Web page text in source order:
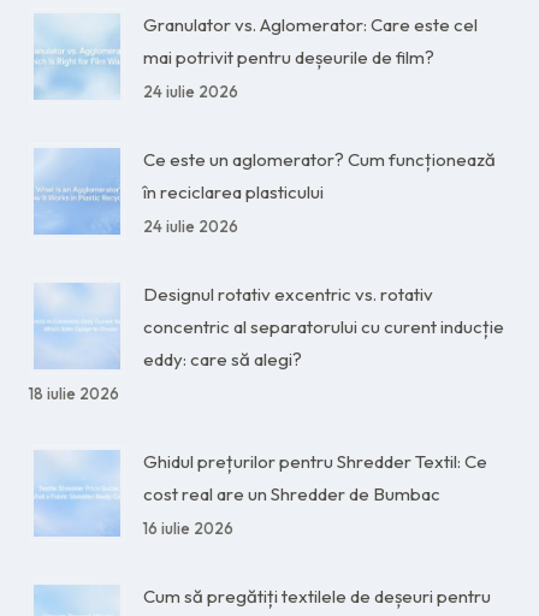
Granulator vs. Aglomerator: Care este cel
mai potrivit pentru deșeurile de film?
24 iulie 2026
Ce este un aglomerator? Cum funcționează
în reciclarea plasticului
24 iulie 2026
Designul rotativ excentric vs. rotativ
concentric al separatorului cu curent inducție
eddy: care să alegi?
18 iulie 2026
Ghidul prețurilor pentru Shredder Textil: Ce
cost real are un Shredder de Bumbac
16 iulie 2026
Cum să pregătiți textilele de deșeuri pentru